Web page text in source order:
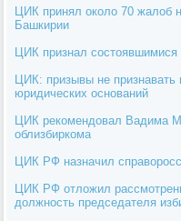
ЦИК принял около 70 жалоб
Башкирии
ЦИК признал
ЦИК: призывы не
юридических оснований
ЦИК рекомендовал Вадима
облизбиркома
ЦИК РФ назначил
ЦИК РФ отложил
должность председателя